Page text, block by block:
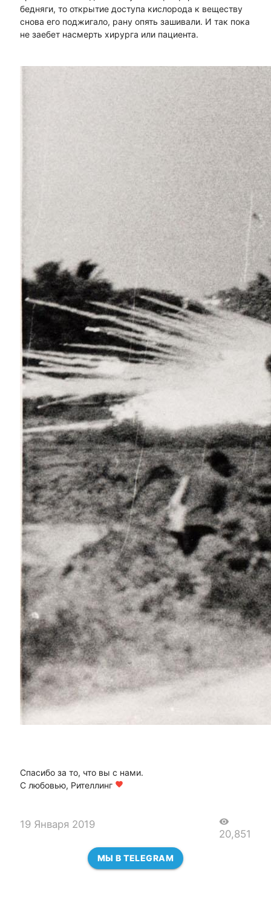
бедняги, то открытие доступа кислорода к веществу
снова его поджигало, рану опять зашивали. И так пока
не заебет насмерть хирурга или пациента.
Спасибо за то, что вы с нами.
С любовью, Рителлинг favorite
19 Января 2019 visibility
20,851
МЫ В TELEGRAM